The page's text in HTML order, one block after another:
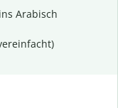
Arabisch